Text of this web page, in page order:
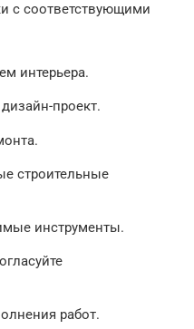
с соответствующими
интерьера.
проект.
строительные
инструменты.
работ.